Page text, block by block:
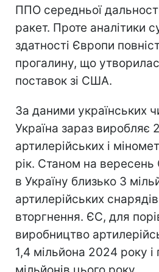
ППО середньої
ракет. Проте аналітики
здатності Європи
прогалину, що
поставок зі США.
За даними українських
Україна зараз виробляє
артилерійських і
рік. Станом на
в Україну близько 3
артилерійських
вторгнення. ЄС, для
виробництво
1,4 мільйона 2024 року і